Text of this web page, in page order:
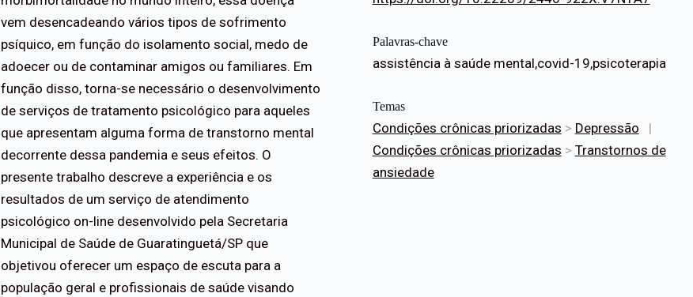
vem desencadeando vários tipos de sofrimento
psíquico, em função do isolamento social, medo de
adoecer ou de contaminar amigos ou familiares. Em
função disso, torna-se necessário o desenvolvimento
de serviços de tratamento psicológico para aqueles
que apresentam alguma forma de transtorno mental
decorrente dessa pandemia e seus efeitos. O
presente trabalho descreve a experiência e os
resultados de um serviço de atendimento
psicológico on-line desenvolvido pela Secretaria
Municipal de Saúde de Guaratinguetá/SP que
objetivou oferecer um espaço de escuta para a
população geral e profissionais de saúde visando
Palavras-chave
assistência à saúde mental,covid-19,psicoterapia
Temas
Condições crônicas priorizadas > Depressão
|
Condições crônicas priorizadas > Transtornos de
ansiedade